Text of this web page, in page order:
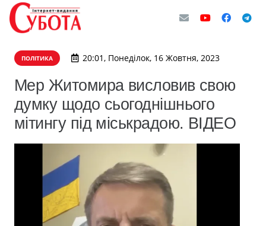
ПОЛІТИКА 20:01, Понеділок, 16 Жовтня, 2023
Мер Житомира висловив свою
думку щодо сьогоднішнього
мітингу під міськрадою. ВІДЕО